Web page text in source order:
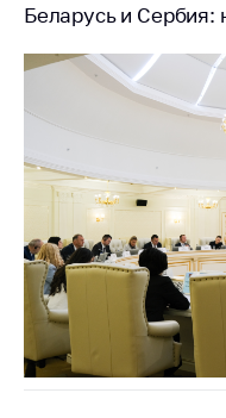
Вышестоящий
орган
Важное на
Сообщить о
цен
на
средства,
медицинского
назначения и
медицинскую
технику
Беларусь и Сербия: